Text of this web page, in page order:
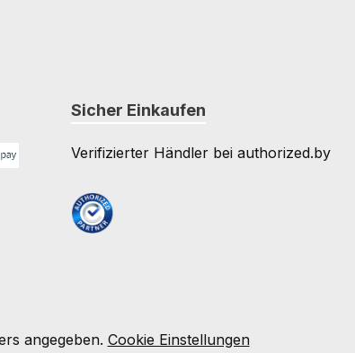
Sicher Einkaufen
Verifizierter Händler bei authorized.by
angegeben. Cookie Einstellungen